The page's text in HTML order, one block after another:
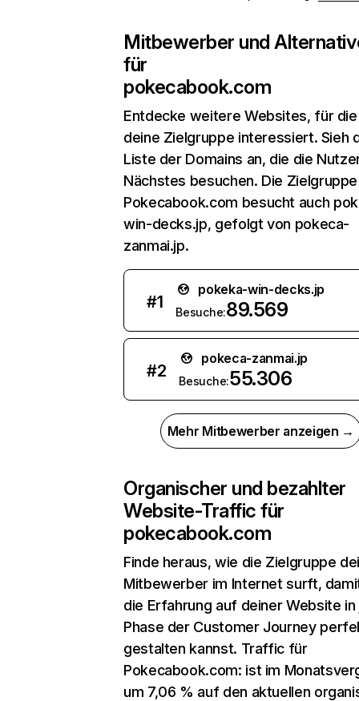
Mitbewerber und
für
pokecabook.com
Entdecke weitere Websites, für
deine Zielgruppe interessiert. Sieh
Liste der Domains an, die die
Nächstes besuchen. Die
Pokecabook.com besucht auch
win-decks.jp, gefolgt von pokeca-
zanmai.jp.
#1
pokeka-win-decks.jp
Besuche:89.569
#2
pokeca-zanmai.jp
Besuche:55.306
Mehr Mitbewerber anzeigen →
Organischer und bezahlter
Website-Traffic für
pokecabook.com
Finde heraus, wie die Zielgruppe
Mitbewerber im Internet surft,
die Erfahrung auf deiner Website
Phase der Customer Journey
gestalten kannst. Traffic für
Pokecabook.com: ist im
um 7,06 % auf den aktuellen